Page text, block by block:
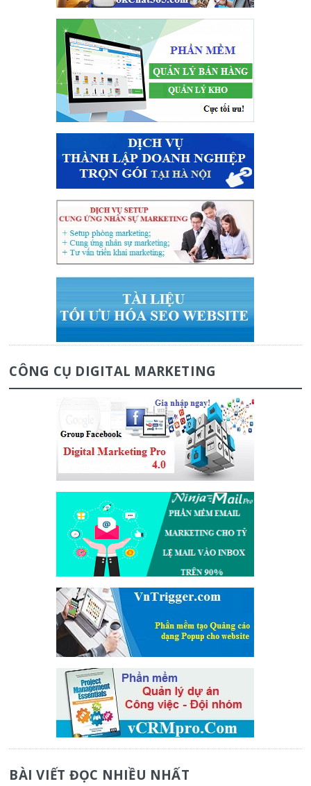
CÔNG CỤ DIGITAL MARKETING
BÀI VIẾT ĐỌC NHIỀU NHẤT